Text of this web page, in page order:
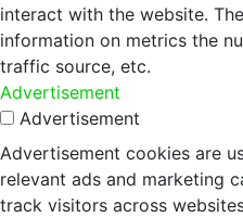
interact with the website.
information on metrics the
traffic source, etc.
Advertisement
Advertisement
Advertisement cookies are
relevant ads and marketing
track visitors across